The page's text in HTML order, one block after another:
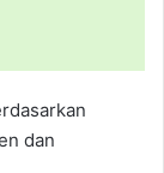
dan